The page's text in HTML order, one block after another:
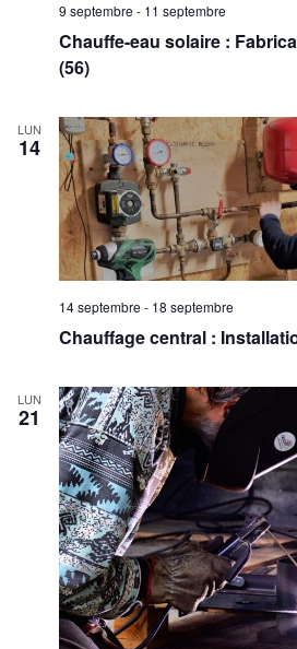
9 septembre - 11 septembre
Chauffe-eau solaire :
(56)
LUN
14
14 septembre - 18 septembre
Chauffage central :
LUN
21